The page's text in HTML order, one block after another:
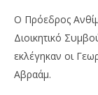
Ο Πρόεδρος
Διοικητικό
εκλέγηκαν οι
Αβραάμ.